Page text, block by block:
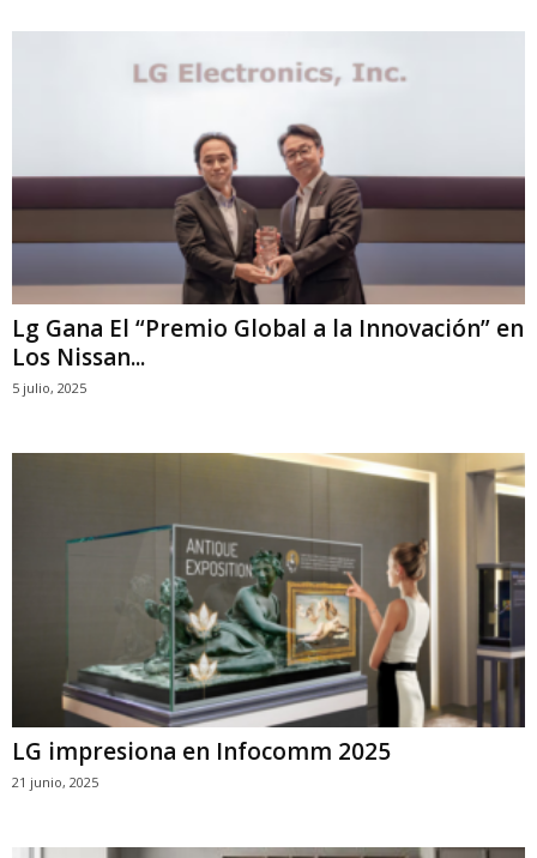
Lg Gana El “Premio Global a la Innovación” en
Los Nissan...
5 julio, 2025
LG impresiona en Infocomm 2025
21 junio, 2025